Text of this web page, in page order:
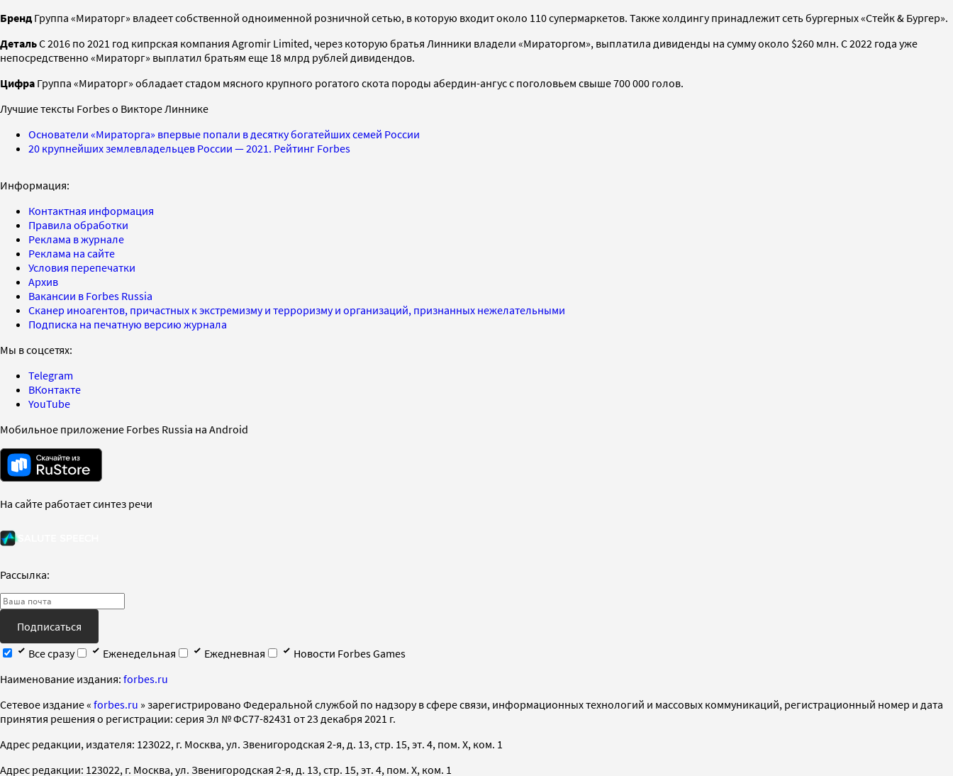
БрендГруппа «Мираторг» владеет собственной одноименной розничной сетью, в которую входит около 110 супермаркетов. Также холдингу принадлежит сеть бургерных «Стейк & Бургер».
ДетальС 2016 по 2021 год кипрская компания Agromir Limited, через которую братья Линники владели «Мираторгом», выплатила дивиденды на сумму около $260 млн. С 2022 года уже
непосредственно «Мираторг» выплатил братьям еще 18 млрд рублей дивидендов.
Цифра Группа «Мираторг» обладает стадом мясного крупного рогатого скота породы абердин-ангус с поголовьем свыше 700 000 голов.
Лучшие тексты Forbes о Викторе Линнике
Основатели «Мираторга» впервые попали в десятку богатейших семей России
20 крупнейших землевладельцев России — 2021. Рейтинг Forbes
Информация:
Контактная информация
Правила обработки
Реклама в журнале
Реклама на сайте
Условия перепечатки
Архив
Вакансии в Forbes Russia
Сканер иноагентов, причастных к экстремизму и терроризму и организаций, признанных нежелательными
Подписка на печатную версию журнала
Мы в соцсетях:
Telegram
ВКонтакте
YouTube
Мобильное приложение Forbes Russia на Android
На сайте работает синтез речи
Рассылка:
Подписаться
Все сразу
Еженедельная Ежедневная
Новости Forbes Games
Наименование издания: forbes.ru
Cетевое издание « forbes.ru » зарегистрировано Федеральной службой по надзору в сфере связи, информационных технологий и массовых коммуникаций, регистрационный номер и дата
принятия решения о регистрации: серия Эл № ФС77-82431 от 23 декабря 2021 г.
Адрес редакции, издателя: 123022, г. Москва, ул. Звенигородская 2-я, д. 13, стр. 15, эт. 4, пом. X, ком. 1
Адрес редакции: 123022, г. Москва, ул. Звенигородская 2-я, д. 13, стр. 15, эт. 4, пом. X, ком. 1